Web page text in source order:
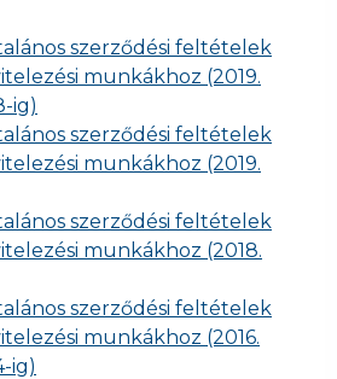
szerződési feltételek
munkákhoz (2019.
ig)
szerződési feltételek
munkákhoz (2019.
szerződési feltételek
munkákhoz (2018.
szerződési feltételek
munkákhoz (2016.
ig)